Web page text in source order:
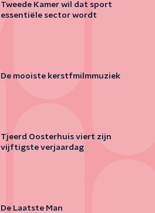
Tweede Kamer wil dat sport
essentiële sector wordt
De mooiste kerstfmilmmuziek
Tjeerd Oosterhuis viert zijn
vijftigste verjaardag
De Laatste Man